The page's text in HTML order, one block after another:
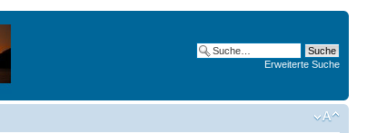
Erweiterte Suche